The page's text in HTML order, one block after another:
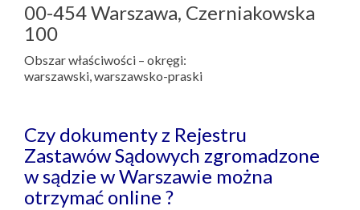
00-454 Warszawa, Czerniakowska
100
Obszar właściwości – okręgi:
warszawski, warszawsko-praski
Czy dokumenty z Rejestru
Zastawów Sądowych zgromadzone
w sądzie w Warszawie można
otrzymać online ?